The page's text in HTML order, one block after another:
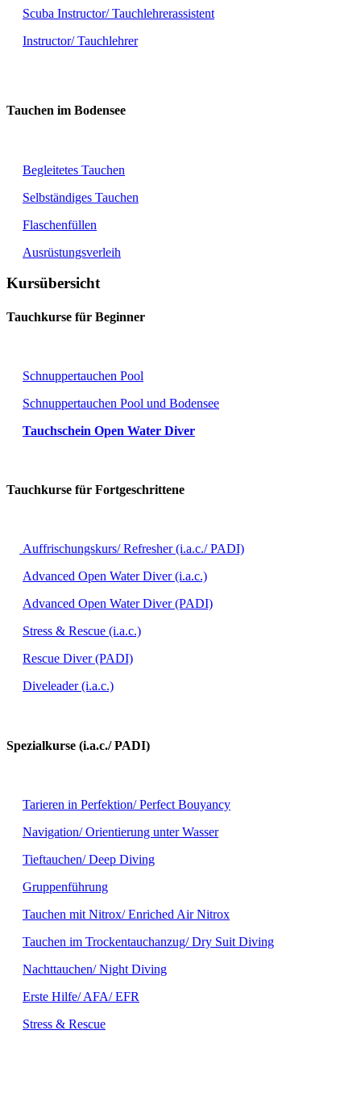
Scuba Instructor/ Tauchlehrerassistent
Instructor/ Tauchlehrer
Tauchen im Bodensee
Begleitetes Tauchen
Selbständiges Tauchen
Flaschenfüllen
Ausrüstungsverleih
Kursübersicht
Tauchkurse für Beginner
Schnuppertauchen Pool
Schnuppertauchen Pool und Bodensee
Tauchschein Open Water Diver
Tauchkurse für Fortgeschrittene
Auffrischungskurs/ Refresher (i.a.c./ PADI)
Advanced Open Water Diver (i.a.c.)
Advanced Open Water Diver (PADI)
Stress & Rescue (i.a.c.)
Rescue Diver (PADI)
Diveleader (i.a.c.)
Spezialkurse (i.a.c./ PADI)
Tarieren in Perfektion/ Perfect Bouyancy
Navigation/ Orientierung unter Wasser
Tieftauchen/ Deep Diving
Gruppenführung
Tauchen mit Nitrox/ Enriched Air Nitrox
Tauchen im Trockentauchanzug/ Dry Suit Diving
Nachttauchen/ Night Diving
Erste Hilfe/ AFA/ EFR
Stress & Rescue